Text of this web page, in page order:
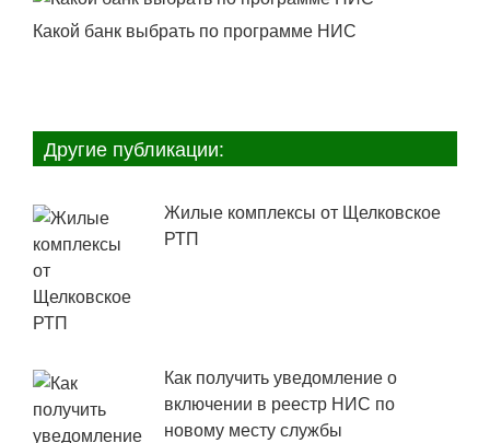
Какой банк выбрать по программе НИС
Другие публикации:
Жилые комплексы от Щелковское
РТП
Как получить уведомление о
включении в реестр НИС по
новому месту службы